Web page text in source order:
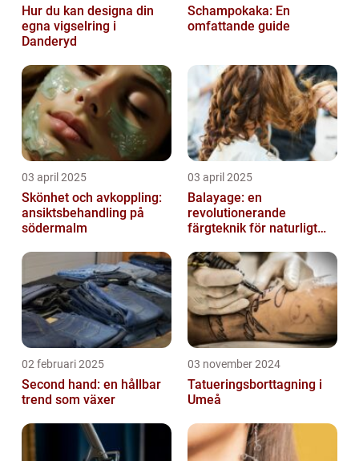
Hur du kan designa din
egna vigselring i
Danderyd
Schampokaka: En
omfattande guide
03 april 2025
Skönhet och avkoppling:
ansiktsbehandling på
södermalm
03 april 2025
Balayage: en
revolutionerande
färgteknik för naturligt
02 februari 2025
Second hand: en hållbar
trend som växer
03 november 2024
Tatueringsborttagning i
Umeå